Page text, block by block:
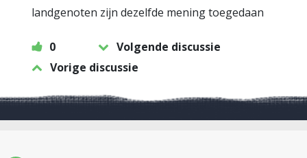
landgenoten zijn dezelfde mening toegedaan
0
Volgende discussie
Vorige discussie